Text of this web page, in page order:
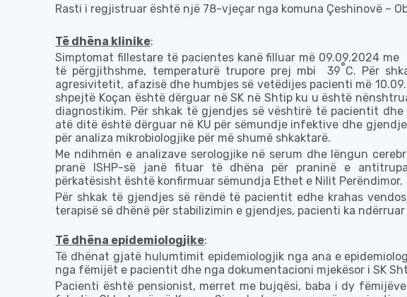
Rasti i regjistruar është një 78-vjeçar nga komuna Çeshinovë –
Të dhëna klinike:
Simptomat fillestare të pacientes kanë filluar më 09.09.2024 me
të përgjithshme, temperaturë trupore prej mbi 39°C. Për
agresivitetit, afazisë dhe humbjes së vetëdijes pacienti më
shpejtë Koçan është dërguar në SK në Shtip ku u është
diagnostikim. Për shkak të gjendjes së vështirë të pacientit
atë ditë është dërguar në KU për sëmundje infektive dhe
për analiza mikrobiologjike për më shumë shkaktarë.
Me ndihmën e analizave serologjike në serum dhe lëngun
pranë ISHP-së janë fituartë dhëna për praninë e
përkatësisht është konfirmuar sëmundja Ethet e Nilit Perëndimor.
Për shkak të gjendjes së rëndë të pacientit edhe krahas
terapisë së dhënë për stabilizimin e gjendjes, pacienti ka
Të dhëna epidemiologjike:
Të dhënat gjatë hulumtimit epidemiologjik nga ana eepidemiolog
nga fëmijët e pacientit dhe nga dokumentacioni mjekësor i SK
Pacienti është pensionist, merret me bujqësi, baba i dy